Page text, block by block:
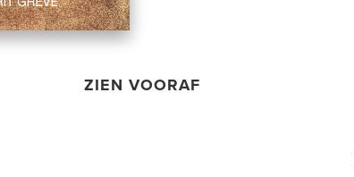
ZIEN VOORAF